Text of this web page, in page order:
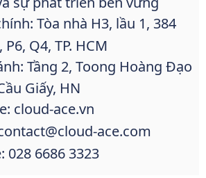
Tòa nhà H3, lầu 1, 384
Q4, TP. HCM
Tầng 2, Toong Hoàng Đạo
Giấy, HN
cloud-ace.vn
ace.com
028 6686 3323